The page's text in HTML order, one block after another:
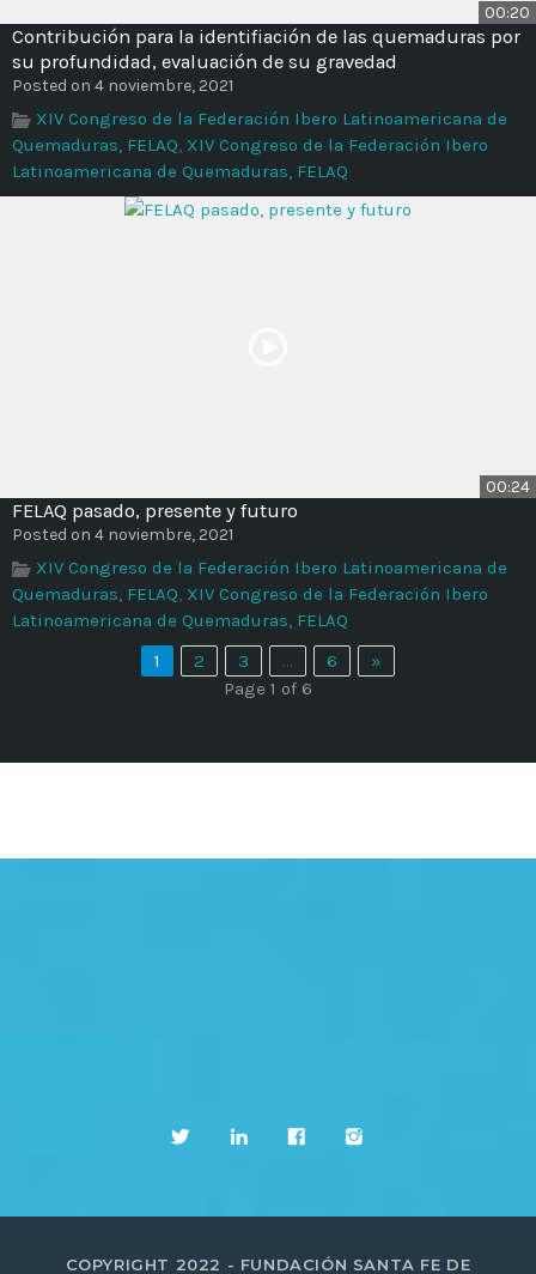
00:20
Contribución para la identifiación de las quemaduras por
su profundidad, evaluación de su gravedad
Posted on 4 noviembre, 2021
XIV Congreso de la Federación Ibero Latinoamericana de
Quemaduras, FELAQ, XIV Congreso de la Federación Ibero
Latinoamericana de Quemaduras, FELAQ
00:24
FELAQ pasado, presente y futuro
Posted on 4 noviembre, 2021
XIV Congreso de la Federación Ibero Latinoamericana de
Quemaduras, FELAQ, XIV Congreso de la Federación Ibero
Latinoamericana de Quemaduras, FELAQ
1
2 3 … 6
»
Page 1 of 6
COPYRIGHT 2022 - FUNDACIÓN SANTA FE DE